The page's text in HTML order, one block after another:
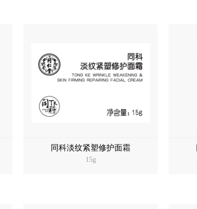
同科淡纹紧塑修护面霜
15g